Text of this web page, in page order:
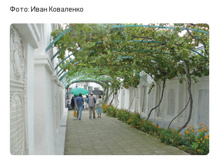
Фото: Иван Коваленко